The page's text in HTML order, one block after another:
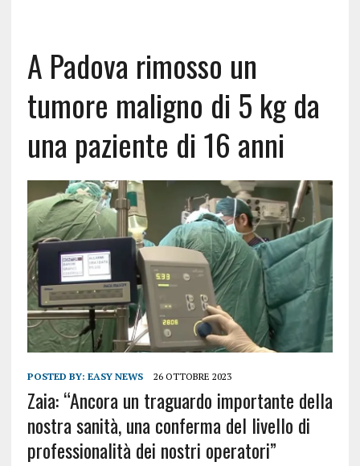
A Padova rimosso un
tumore maligno di 5 kg da
una paziente di 16 anni
POSTED BY: EASY NEWS 26 OTTOBRE 2023
Zaia: “Ancora un traguardo importante della
nostra sanità, una conferma del livello di
professionalità dei nostri operatori”